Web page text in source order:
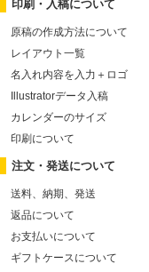
印刷・入稿について
原稿の作成方法について
レイアウト一覧
名入れ内容を入力＋ロゴ
Illustratorデータ入稿
カレンダーのサイズ
印刷について
注文・発送について
送料、納期、発送
返品について
お支払いについて
ギフトケースについて